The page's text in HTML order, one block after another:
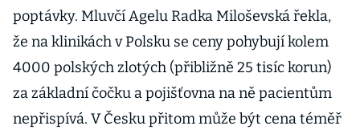
poptávky. Mluvčí Agelu Radka Miloševská řekla,
že na klinikách v Polsku se ceny pohybují kolem
4000 polských zlotých (přibližně 25 tisíc korun)
za základní čočku a pojišťovna na ně pacientům
nepřispívá. V Česku přitom může být cena téměř